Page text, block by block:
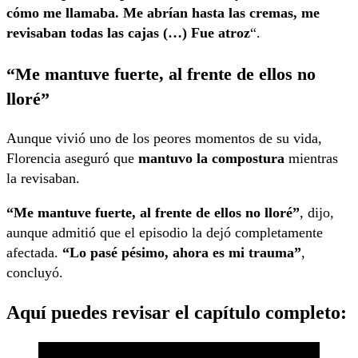
cómo me llamaba. Me abrían hasta las cremas, me
revisaban todas las cajas (…) Fue atroz“.
“Me mantuve fuerte, al frente de ellos no
lloré”
Aunque vivió uno de los peores momentos de su vida,
Florencia aseguró que mantuvo la compostura mientras
la revisaban.
“Me mantuve fuerte, al frente de ellos no lloré”, dijo,
aunque admitió que el episodio la dejó completamente
afectada. “Lo pasé pésimo, ahora es mi trauma”,
concluyó.
Aquí puedes revisar el capítulo completo: